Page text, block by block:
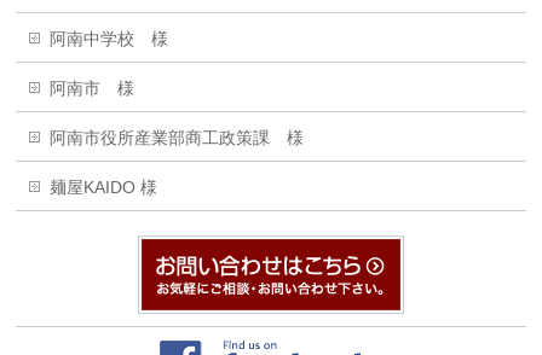
阿南中学校 様
阿南市 様
阿南市役所産業部商工政策課 様
麺屋KAIDO 様